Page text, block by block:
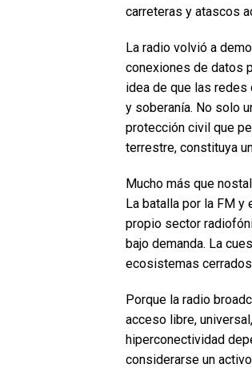
carreteras y atascos
La radio volvió a
conexiones de datos
idea de que las
y soberanía. No solo
protección civil que
terrestre, constituya
Mucho más que
La batalla por la FM y
propio sector
bajo demanda. La
ecosistemas
Porque la radio
acceso libre,
hiperconectividad
considerarse un